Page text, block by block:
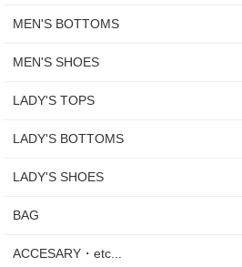
MEN'S BOTTOMS
MEN'S SHOES
LADY'S TOPS
LADY'S BOTTOMS
LADY'S SHOES
BAG
ACCESARY・etc...